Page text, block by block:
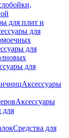
для плит и
для
для
для
Аксессуары
Аксессуары
для
Средства для